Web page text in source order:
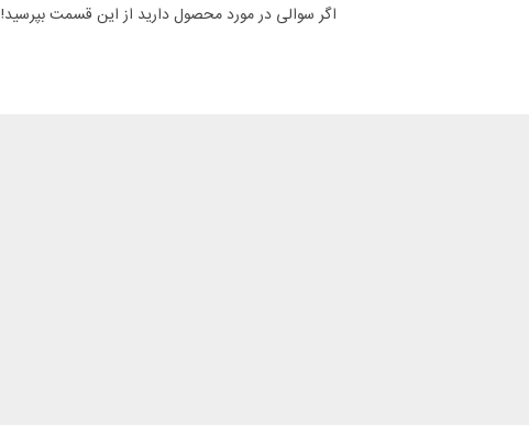
اگر سوالی در مورد محصول دارید از این قسمت بپرسید!